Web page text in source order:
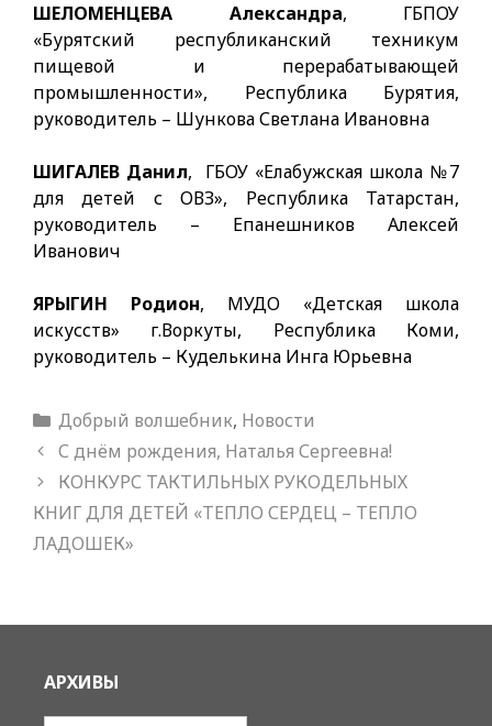
ШЕЛОМЕНЦЕВА Александра, ГБПОУ
«Бурятский республиканский техникум
пищевой и перерабатывающей
промышленности», Республика Бурятия,
руководитель – Шункова Светлана Ивановна
ШИГАЛЕВ Данил, ГБОУ «Елабужская школа №7
для детей с ОВЗ», Республика Татарстан,
руководитель – Епанешников Алексей
Иванович
ЯРЫГИН Родион, МУДО «Детская школа
искусств» г.Воркуты, Республика Коми,
руководитель – Куделькина Инга Юрьевна
Рубрики
Добрый волшебник, Новости
С днём рождения, Наталья Сергеевна!
КОНКУРС ТАКТИЛЬНЫХ РУКОДЕЛЬНЫХ
КНИГ ДЛЯ ДЕТЕЙ «ТЕПЛО СЕРДЕЦ – ТЕПЛО
ЛАДОШЕК»
АРХИВЫ